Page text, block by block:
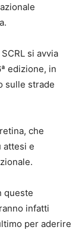
si avvia
edizione, in
sulle strade
che
attesi e
queste
infatti
per aderire